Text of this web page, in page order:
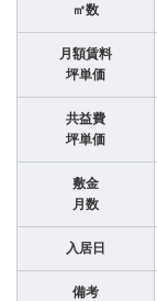
㎡数
月額賃料
坪単価
共益費
坪単価
敷金
月数
入居日
備考